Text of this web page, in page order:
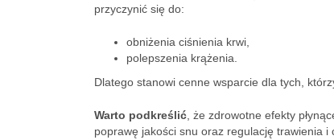
przyczynić się do:
obniżenia ciśnienia krwi,
polepszenia krążenia.
Dlatego stanowi cenne wsparcie dla tych,
Warto podkreślić , że zdrowotne efekty
poprawę jakości snu oraz regulację trawienia i